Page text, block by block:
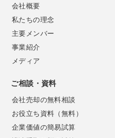
会社概要
私たちの理念
主要メンバー
事業紹介
メディア
ご相談・資料
会社売却の無料相談
お役立ち資料（無料）
企業価値の簡易試算